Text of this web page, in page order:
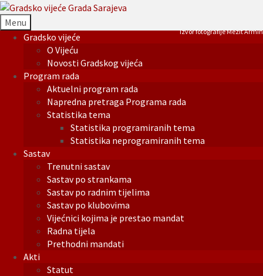
Menu
Gradsko vijeće
O Vijeću
Novosti Gradskog vijeća
Program rada
Aktuelni program rada
Napredna pretraga Programa rada
Statistika tema
Statistika programiranih tema
Statistika neprogramiranih tema
Sastav
Trenutni sastav
Sastav po strankama
Sastav po radnim tijelima
Sastav po klubovima
Vijećnici kojima je prestao mandat
Radna tijela
Prethodni mandati
Akti
Statut
Izvor fotografije Mezit Armin